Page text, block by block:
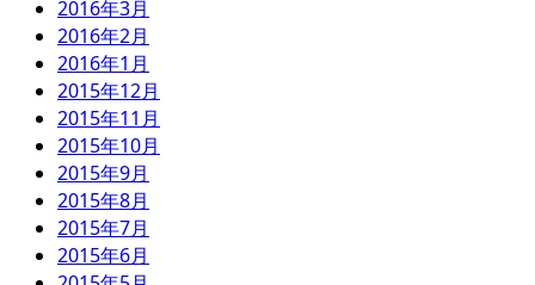
2016年3月
2016年2月
2016年1月
2015年12月
2015年11月
2015年10月
2015年9月
2015年8月
2015年7月
2015年6月